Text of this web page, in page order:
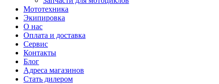
Мототехника
Экипировка
О нас
Оплата и доставка
Сервис
Контакты
Блог
Адреса магазинов
Стать дилером